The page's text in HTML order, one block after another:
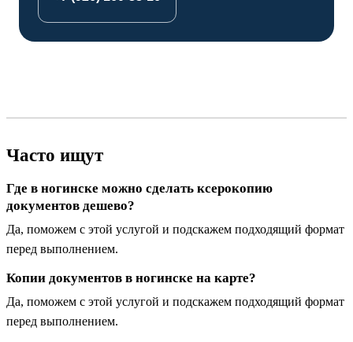
Часто ищут
Где в ногинске можно сделать ксерокопию
документов дешево?
Да, поможем с этой услугой и подскажем подходящий формат
перед выполнением.
Копии документов в ногинске на карте?
Да, поможем с этой услугой и подскажем подходящий формат
перед выполнением.